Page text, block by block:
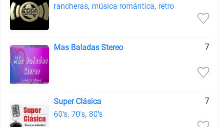
rancheras, música romántica, retro
Mas Baladas Stereo 7
Super Clásica
7
60's, 70's, 80's